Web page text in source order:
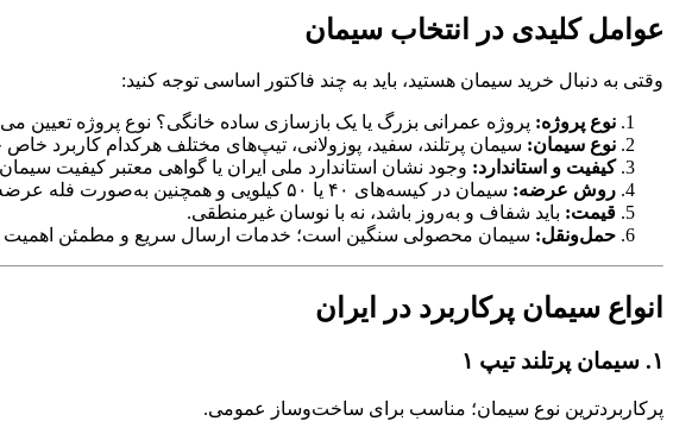
عوامل کلیدی در انتخاب سیمان
وقتی به دنبال خرید سیمان هستید، باید به چند فاکتور اساسی توجه کنید:
نوع پروژه: پروژه عمرانی بزرگ یا یک بازسازی ساده خانگی؟ نوع پروژه تعیین
نوع سیمان: سیمان پرتلند، سفید، پوزولانی، تیپ‌های مختلف هرکدام کاربرد خاص
کیفیت و استاندارد: وجود نشان استاندارد ملی ایران یا گواهی معتبر کیفیت
روش عرضه: سیمان در کیسه‌های ۴۰ یا ۵۰ کیلویی و همچنین به‌صورت فله عرضه می‌شود.
قیمت: باید شفاف و به‌روز باشد، نه با نوسان غیرمنطقی.
حمل‌ونقل: سیمان محصولی سنگین است؛ خدمات ارسال سریع و مطمئن اهمیت
انواع سیمان پرکاربرد در ایران
۱. سیمان پرتلند تیپ ۱
پرکاربردترین نوع سیمان؛ مناسب برای ساخت‌وساز عمومی.